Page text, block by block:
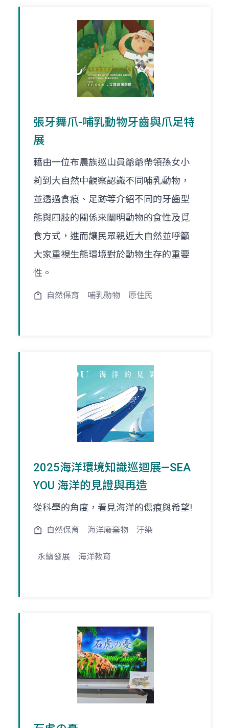
張牙舞爪-哺乳動物牙齒與爪足特
展
藉由一位布農族巡山員爺爺帶領孫女小
莉到大自然中觀察認識不同哺乳動物，
並透過食痕、足跡等介紹不同的牙齒型
態與四肢的關係來闡明動物的食性及覓
食方式，進而讓民眾親近大自然並呼籲
大家重視生態環境對於動物生存的重要
性。
自然保育 哺乳動物 原住民
2025海洋環境知識巡迴展—SEA
YOU 海洋的見證與再造
從科學的角度，看見海洋的傷痕與希望!
自然保育 海洋廢棄物 汙染
永續發展 海洋教育